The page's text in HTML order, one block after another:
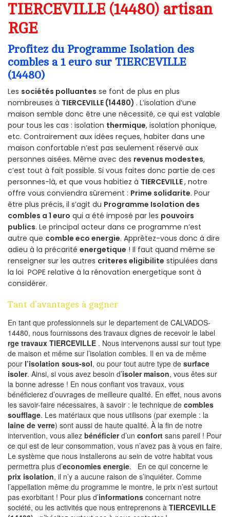
TIERCEVILLE (14480) artisan
RGE
Profitez du Programme Isolation des
combles a 1 euro sur TIERCEVILLE
(14480)
Les sociétés polluantes se font de plus en plus
nombreuses à TIERCEVILLE (14480) . L’isolation d’une
maison semble donc être une nécessité, ce qui est valable
pour tous les cas : isolation thermique, isolation phonique,
etc. Contrairement aux idées reçues, habiter dans une
maison confortable n’est pas seulement réservé aux
personnes aisées. Même avec des revenus modestes,
c’est tout à fait possible. Si vous faites donc partie de ces
personnes-là, et que vous habitiez à TIERCEVILLE, notre
offre vous conviendra sûrement : Prime solidarite. Pour
être plus précis, il s’agit du Programme Isolation des
combles a 1 euro qui a été imposé par les pouvoirs
publics. Le principal acteur dans ce programme n’est
autre que comble eco energie. Apprêtez-vous donc à dire
adieu à la précarité energetique ! Il faut quand même se
renseigner sur les autres criteres eligibilite stipulées dans
la loi POPE relative à la rénovation energetique sont à
considérer.
Tant d’avantages à gagner
En tant que professionnels sur le departement de CALVADOS-
14480, nous fournissons des travaux dignes de recevoir le label
rge travaux TIERCEVILLE . Nous intervenons aussi sur tout type
de maison et même sur l’isolation combles. Il en va de même
pour l’isolation sous-sol, ou pour tout autre type de surface
isoler. Ainsi, si vous avez besoin d’isoler maison, vous êtes sur
la bonne adresse ! En nous confiant vos travaux, vous
bénéficierez d’ouvrages de meilleure qualité. En effet, nous avons
les savoir-faire nécessaires, à savoir : le technique de combles
soufflage. Les matériaux que nous utilisons (par exemple : la
laine de verre) sont aussi de haute qualité. À la fin de notre
intervention, vous allez bénéficierd’un confort sans pareil ! Pour
ce qui est de leur consommation, vous n’avez pas à vous en faire.
Le système que nous installerons au sein de votre habitat vous
permettra plus d’economies energie. En ce qui concerne le
prix isolation, il n’y a aucune raison de s’inquiéter. Comme
l’appellation même du programme le montre, le prix n’est surtout
pas exorbitant ! Pour plus d’informations concernant notre
société, ou les activités que nous entreprenons à TIERCEVILLE